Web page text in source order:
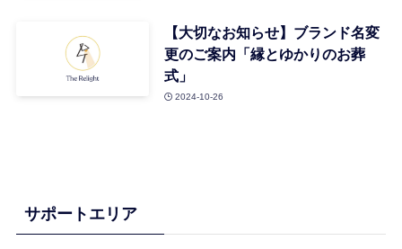
【大切なお知らせ】ブランド名変
更のご案内「縁とゆかりのお葬
式」
2024-10-26
サポートエリア